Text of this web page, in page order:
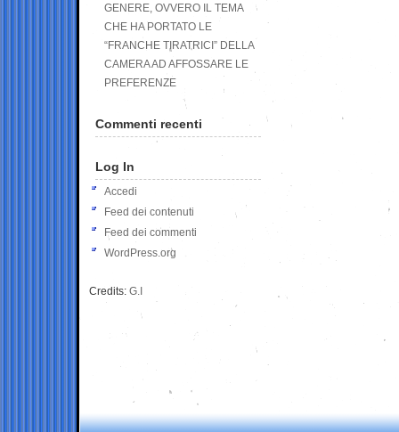
GENERE, OVVERO IL TEMA
CHE HA PORTATO LE
“FRANCHE TIRATRICI” DELLA
CAMERA AD AFFOSSARE LE
PREFERENZE
Commenti recenti
Log In
Accedi
Feed dei contenuti
Feed dei commenti
WordPress.org
Credits: G.I